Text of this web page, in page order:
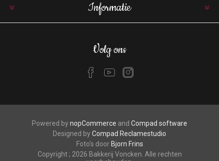
Informatie
Volg ons
Powered bynopCommerce and Compad software
Designed byCompad Reclamestudio
Foto's door Bjorn Frins
Copyright ; 2026 Bakkerij Voncken. Alle rechten